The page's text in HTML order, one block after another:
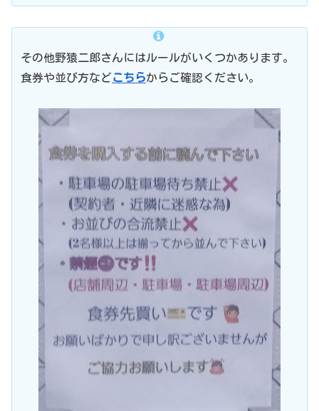
その他野猿二郎さんにはルールがいくつかあります。
食券や並び方などこちらからご確認ください。